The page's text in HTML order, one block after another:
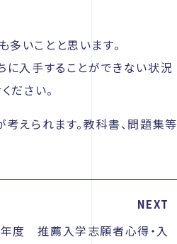
いことと思います。
に入手することができない状況
ださい。
えられます。教科書、問題集等
NEXT
度 推薦入学志願者心得・入